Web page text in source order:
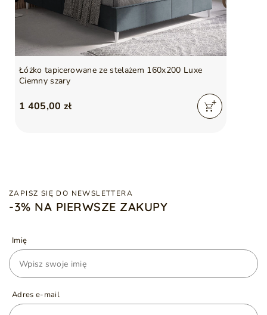
Łóżko tapicerowane ze stelażem 160x200 Luxe
Ciemny szary
1 405,00 zł
ZAPISZ SIĘ DO NEWSLETTERA
-3% NA PIERWSZE ZAKUPY
Imię
Adres e-mail